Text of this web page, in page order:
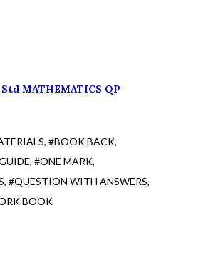
MATHEMATICS QP
#BOOK BACK
#ONE MARK
#QUESTION WITH ANSWERS
BOOK